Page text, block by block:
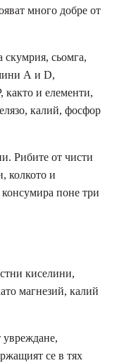
много добре от
скумрия, сьомга,
А и D,
и елементи,
калий, фосфор
Рибите от чисти
колкото и
консумира поне три
киселини,
магнезий, калий
увреждане,
се в тях